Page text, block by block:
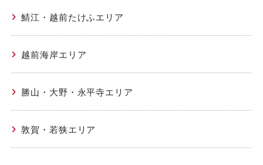
鯖江・越前たけふエリア
越前海岸エリア
勝山・大野・永平寺エリア
敦賀・若狭エリア